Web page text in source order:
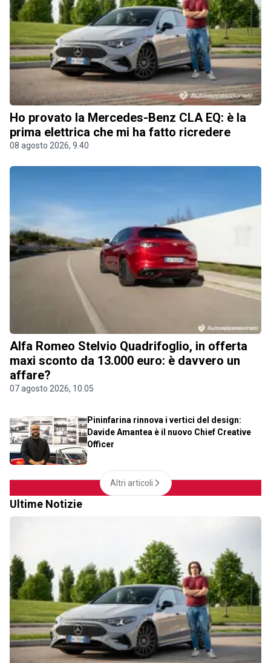
Ho provato la Mercedes-Benz CLA EQ: è la
prima elettrica che mi ha fatto ricredere
08 agosto 2026, 9.40
Alfa Romeo Stelvio Quadrifoglio, in offerta
maxi sconto da 13.000 euro: è davvero un
affare?
07 agosto 2026, 10.05
Pininfarina rinnova i vertici del design:
Davide Amantea è il nuovo Chief Creative
Officer
Altri articoli
Ultime Notizie